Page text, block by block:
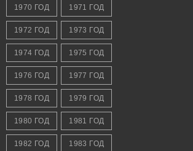
1970 ГОД 1971 ГОД
1972 ГОД 1973 ГОД
1974 ГОД 1975 ГОД
1976 ГОД 1977 ГОД
1978 ГОД 1979 ГОД
1980 ГОД 1981 ГОД
1982 ГОД 1983 ГОД